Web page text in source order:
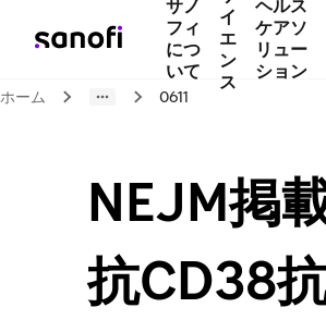
サノ
フィ
につ
いて
イ
エ
ン
ス
ヘルス
ケアソ
リュー
ション
ホーム 0611
NEJM掲
抗CD38